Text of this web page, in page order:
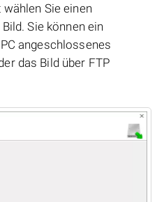
Sie einen
Sie können ein
angeschlossenes
das Bild über FTP